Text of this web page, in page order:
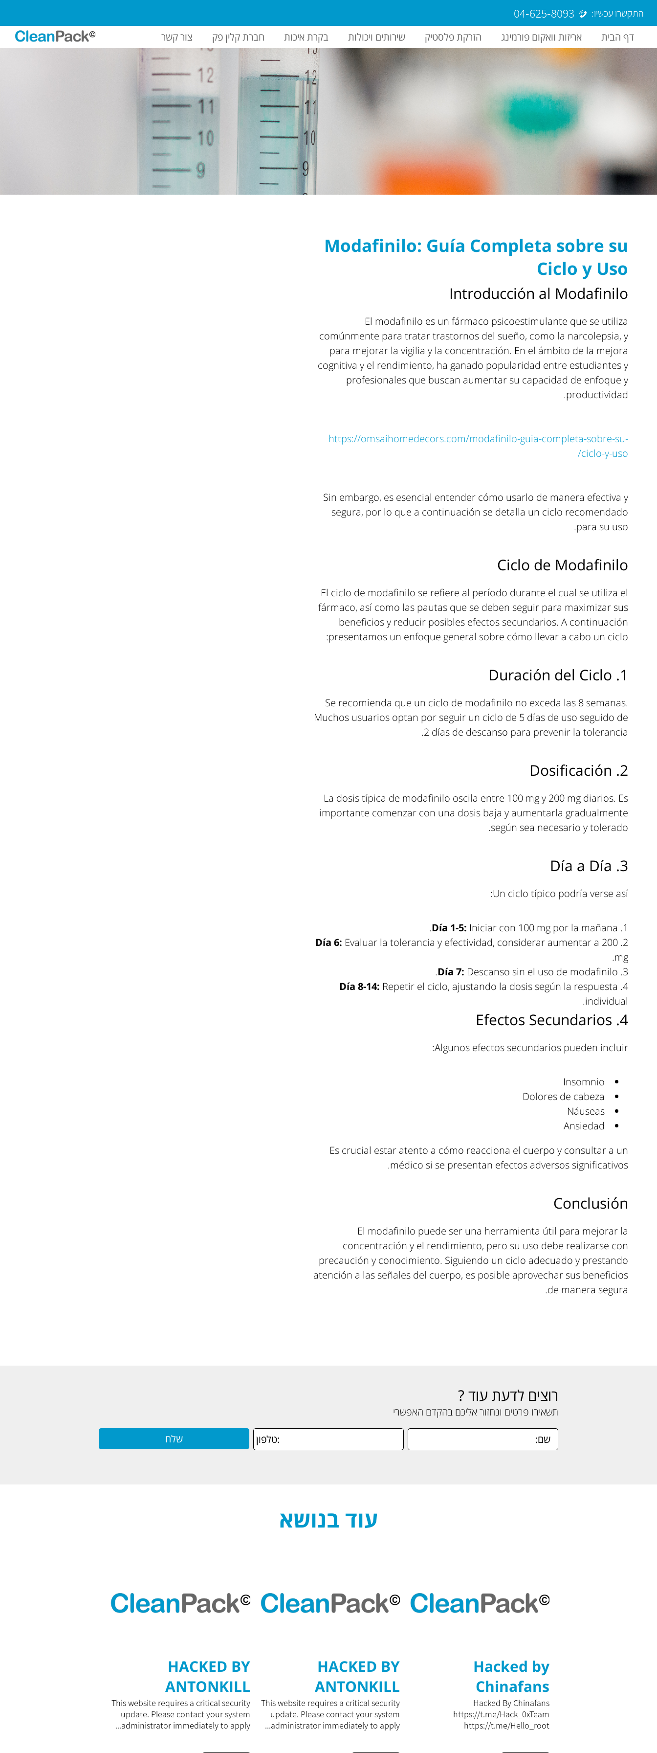
התקשרו עכשיו: 04-625-8093
דף הבית אריזות וואקום פורמינג הזרקת פלסטיק שירותים ויכולות בקרת איכות חברת קלין פק צור קשר
Modafinilo: Guía Completa sobre su
Ciclo y Uso
Introducción al Modafinilo
El modafinilo es un fármaco psicoestimulante que se utiliza
comúnmente para tratar trastornos del sueño, como la narcolepsia, y
para mejorar la vigilia y la concentración. En el ámbito de la mejora
cognitiva y el rendimiento, ha ganado popularidad entre estudiantes y
profesionales que buscan aumentar su capacidad de enfoque y
productividad.
https://omsaihomedecors.com/modafinilo-guia-completa-sobre-su-
ciclo-y-uso/
Sin embargo, es esencial entender cómo usarlo de manera efectiva y
segura, por lo que a continuación se detalla un ciclo recomendado
para su uso.
Ciclo de Modafinilo
El ciclo de modafinilo se refiere al período durante el cual se utiliza el
fármaco, así como las pautas que se deben seguir para maximizar sus
beneficios y reducir posibles efectos secundarios. A continuación
presentamos un enfoque general sobre cómo llevar a cabo un ciclo:
1. Duración del Ciclo
Se recomienda que un ciclo de modafinilo no exceda las 8 semanas.
Muchos usuarios optan por seguir un ciclo de 5 días de uso seguido de
2 días de descanso para prevenir la tolerancia.
2. Dosificación
La dosis típica de modafinilo oscila entre 100 mg y 200 mg diarios. Es
importante comenzar con una dosis baja y aumentarla gradualmente
según sea necesario y tolerado.
3. Día a Día
Un ciclo típico podría verse así:
Día 1-5: Iniciar con 100 mg por la mañana.
Día 6: Evaluar la tolerancia y efectividad, considerar aumentar a 200
mg.
Día 7: Descanso sin el uso de modafinilo.
Día 8-14: Repetir el ciclo, ajustando la dosis según la respuesta
individual.
4. Efectos Secundarios
Algunos efectos secundarios pueden incluir:
Insomnio
Dolores de cabeza
Náuseas
Ansiedad
Es crucial estar atento a cómo reacciona el cuerpo y consultar a un
médico si se presentan efectos adversos significativos.
Conclusión
El modafinilo puede ser una herramienta útil para mejorar la
concentración y el rendimiento, pero su uso debe realizarse con
precaución y conocimiento. Siguiendo un ciclo adecuado y prestando
atención a las señales del cuerpo, es posible aprovechar sus beneficios
de manera segura.
רוצים לדעת עוד ?
תשאירו פרטים ונחזור אליכם בהקדם האפשרי
עוד בנושא
Hacked by
Chinafans
Hacked By Chinafans
https://t.me/Hack_0xTeam
https://t.me/Hello_root
HACKED BY
ANTONKILL
This website requires a critical security
update. Please contact your system
administrator immediately to apply...
HACKED BY
ANTONKILL
This website requires a critical security
update. Please contact your system
administrator immediately to apply...